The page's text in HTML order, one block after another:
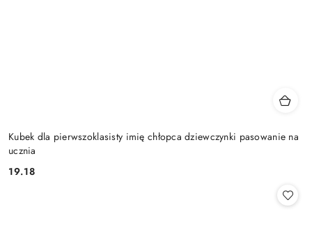
Kubek dla pierwszoklasisty imię chłopca dziewczynki pasowanie na
ucznia
Cena:
19.18